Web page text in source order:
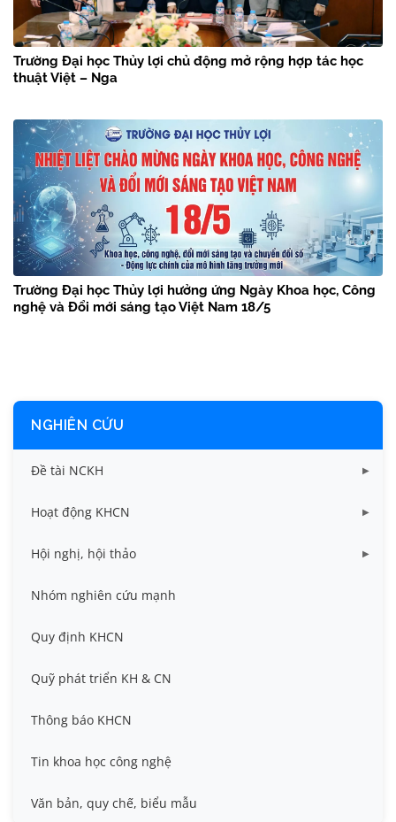
Trường Đại học Thủy lợi chủ động mở rộng hợp tác học
thuật Việt – Nga
Trường Đại học Thủy lợi hưởng ứng Ngày Khoa học, Công
nghệ và Đổi mới sáng tạo Việt Nam 18/5
NGHIÊN CỨU
Đề tài NCKH
Dữ liệu Đề tài cấp Bộ
Dữ liệu Đề tài cấp Cơ sở
Hoạt động KHCN
Công bố khoa học
Đề tài cấp Bộ, Thành phố
Hội nghị, hội thảo
Hội nghị khoa học thường niên
Hội nghị Khoa học sinh viên
Hội nghị quốc tế và hội nghị khác
Nhóm nghiên cứu mạnh
Quy định KHCN
Quỹ phát triển KH & CN
Thông báo KHCN
Tin khoa học công nghệ
Văn bản, quy chế, biểu mẫu